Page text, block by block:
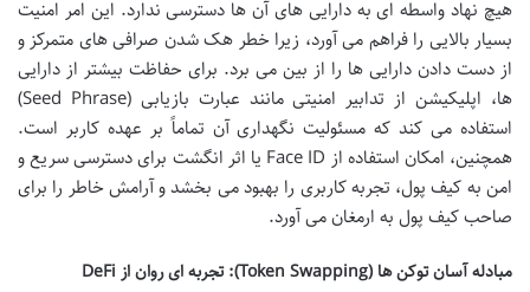
هیچ نهاد واسطه ای به دارایی های آن ها دسترسی ندارد. این امر امنیت
بسیار بالایی را فراهم می آورد، زیرا خطر هک شدن صرافی های متمرکز و
از دست دادن دارایی ها را از بین می برد. برای حفاظت بیشتر از دارایی
ها، اپلیکیشن از تدابیر امنیتی مانند عبارت بازیابی (Seed Phrase)
استفاده می کند که مسئولیت نگهداری آن تماماً بر عهده کاربر است.
همچنین، امکان استفاده از Face ID یا اثر انگشت برای دسترسی سریع و
امن به کیف پول، تجربه کاربری را بهبود می بخشد و آرامش خاطر را برای
صاحب کیف پول به ارمغان می آورد.
مبادله آسان توکن ها (Token Swapping): تجربه ای روان از DeFi